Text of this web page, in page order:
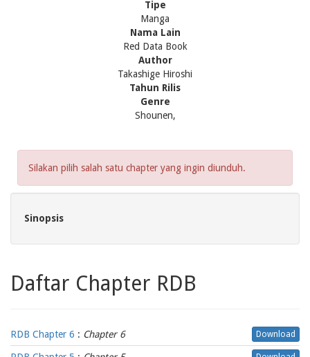
Tipe
Manga
Nama Lain
Red Data Book
Author
Takashige Hiroshi
Tahun Rilis
Genre
Shounen,
Silakan pilih salah satu chapter yang ingin diunduh.
Sinopsis
Daftar Chapter RDB
RDB Chapter 6 : Chapter 6 Download